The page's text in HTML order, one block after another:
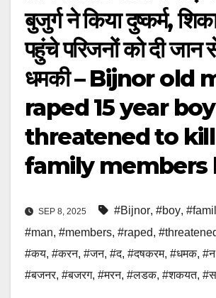
बुजुर्ग ने किया दुष्कर्म,
पहुंचे परिजनों को दी जान
धमकी – Bijnor old
raped 15 year
threatened to
family members
SEP 8, 2025 #Bijnor, #boy,
#man, #members, #raped,
#कय, #करन, #जन, #द, #दषकरम, #धमक, #न
#बजनर, #बजरग, #मरन, #लडक, #शकयत, #स